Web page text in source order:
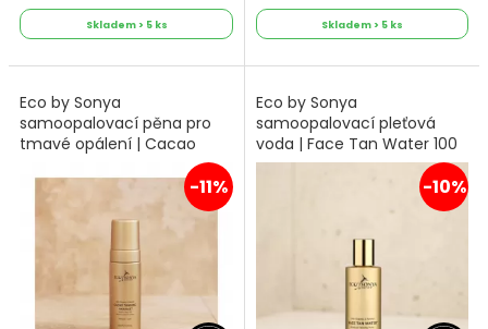
Skladem > 5 ks Skladem > 5 ks
Eco by Sonya
samoopalovací pěna pro
tmavé opálení | Cacao
Firming Mousse 125 ml
-11%
Eco by Sonya
samoopalovací pleťová
voda | Face Tan Water 100
ml
-10%